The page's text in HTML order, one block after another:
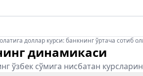
доллар курси: банкнинг ўртача сотиб
динамикаси
ўзбек сўмига нисбатан